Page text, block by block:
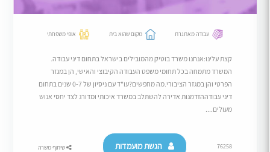
עבודה מאתגרת מקום שהוא בית אופי משפחתי
קצת עלינו:אנחנו משרד בוטיק מהמובילים בישראל בתחום דיני עבודה.
המשרד מתמחה בכל תחומי משפט העבודה הקיבוצי והאישי, הן במגזר
הפרטי והן במגזר הציבורי.מה מחפשים?עו"ד עם ניסיון של 0-7 שנים בתחום
דיני עבודההזדמנות אדירה להשתלב במשרד איכותי ומדורג לצד יחסי אנוש
מעולים....
76258 הגשת מועמדות שיתוף משרה